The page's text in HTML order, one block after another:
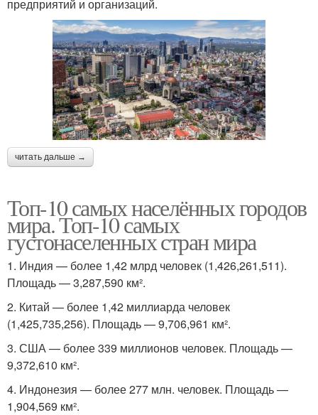
предприятий и организаций.
читать дальше →
Топ-10 самых населённых городов
мира. Топ-10 самых
густонаселенных стран мира
1. Индия — более 1,42 млрд человек (1,426,261,511).
Площадь — 3,287,590 км².
2. Китай — более 1,42 миллиарда человек
(1,425,735,256). Площадь — 9,706,961 км².
3. США — более 339 миллионов человек. Площадь —
9,372,610 км².
4. Индонезия — более 277 млн. человек. Площадь —
1,904,569 км².